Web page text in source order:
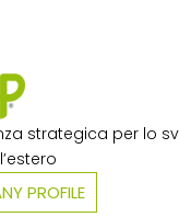
strategica per lo
PROFILE